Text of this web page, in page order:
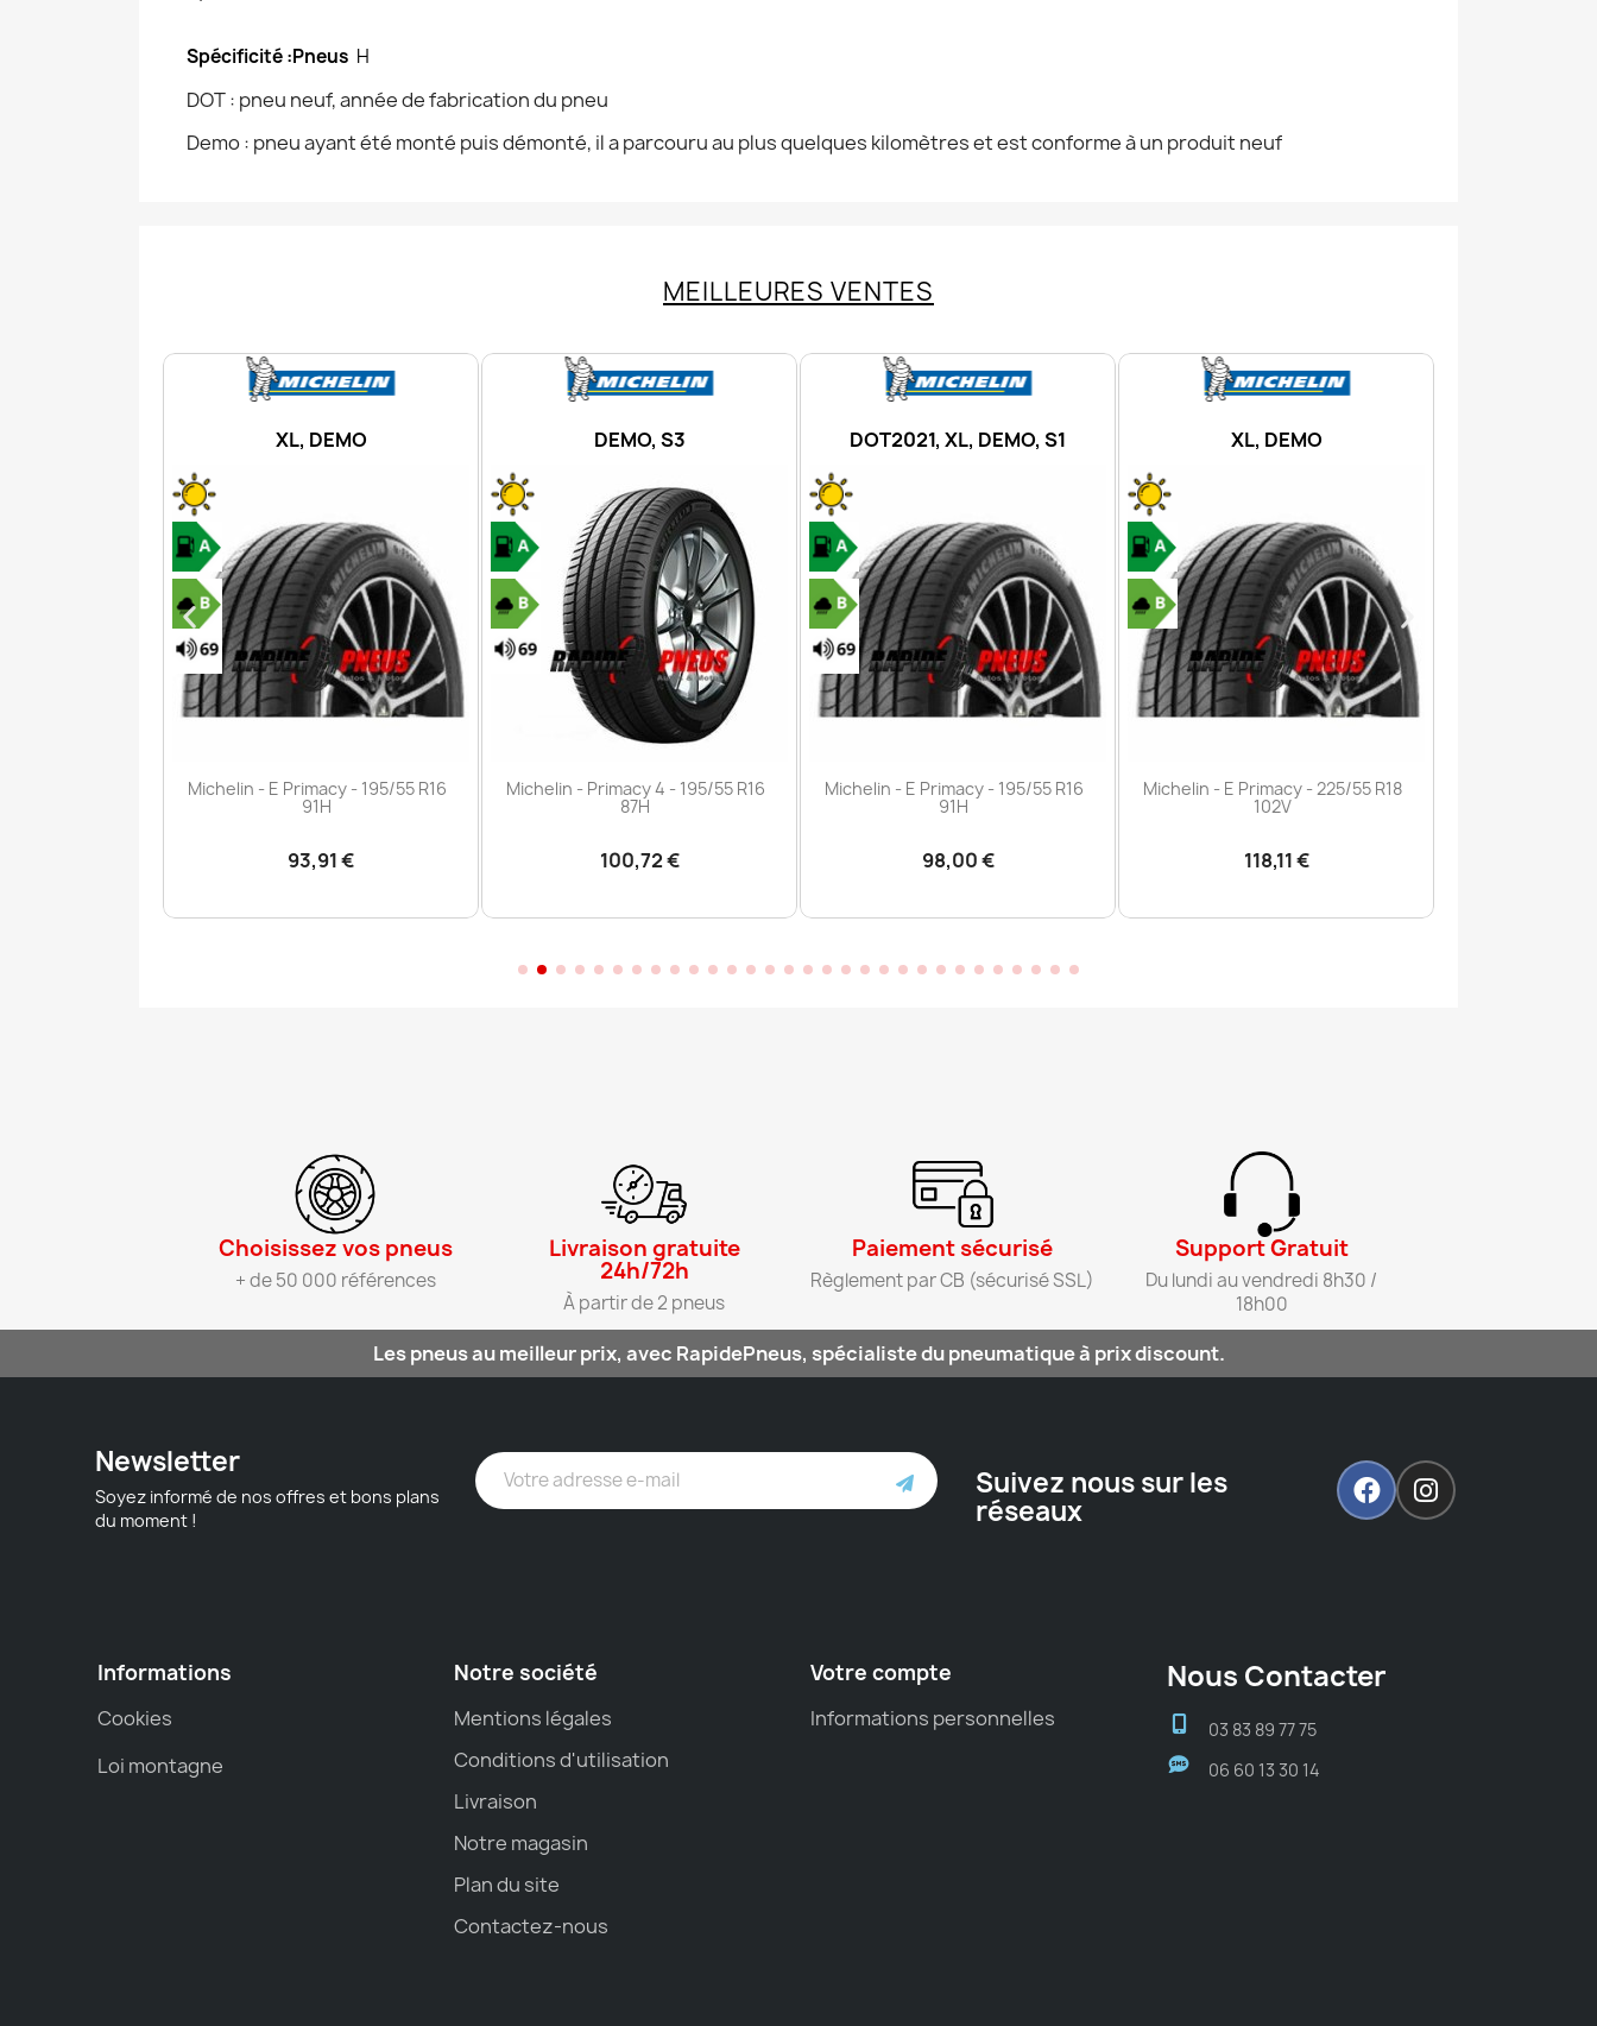
Spécificité :Pneus H
DOT : pneu neuf, année de fabrication du pneu
Demo : pneu ayant été monté puis démonté, il a parcouru au plus quelques kilomètres et est conforme à un produit neuf
MEILLEURES VENTES
XL, DEMO
Aperçu rapide
Michelin - E Primacy - 195/55 R16
91H
93,91 €
DEMO, S3
Aperçu rapide
Michelin - Primacy 4 - 195/55 R16
87H
100,72 €
DOT2021, XL, DEMO, S1
Aperçu rapide
Michelin - E Primacy - 195/55 R16
91H
98,00 €
XL, DEMO
Aperçu rapide
Michelin - E Primacy - 225/55 R18
102V
118,11 €
Choisissez vos pneus​
+ de 50 000 références
Livraison gratuite
24h/72h​
À partir de 2 pneus​
Paiement sécurisé​
Règlement par CB (sécurisé SSL)​
Support Gratuit​
Du lundi au vendredi 8h30 /
18h00​
Les pneus au meilleur prix, avec RapidePneus, spécialiste du pneumatique à prix discount.
Newsletter
Soyez informé de nos offres et bons plans
du moment !
Suivez nous sur les
réseaux
Informations
Cookies
Loi montagne
Notre société
Mentions légales
Conditions d'utilisation
Livraison
Notre magasin
Plan du site
Contactez-nous
Votre compte
Informations personnelles
Nous Contacter
03 83 89 77 75
06 60 13 30 14